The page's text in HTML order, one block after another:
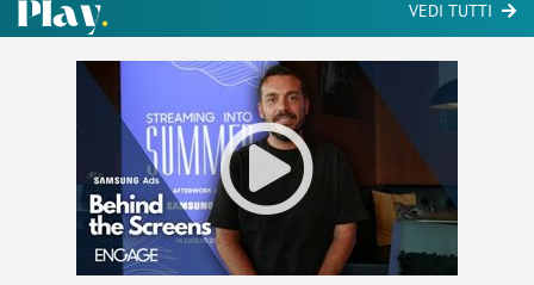
VEDI TUTTI